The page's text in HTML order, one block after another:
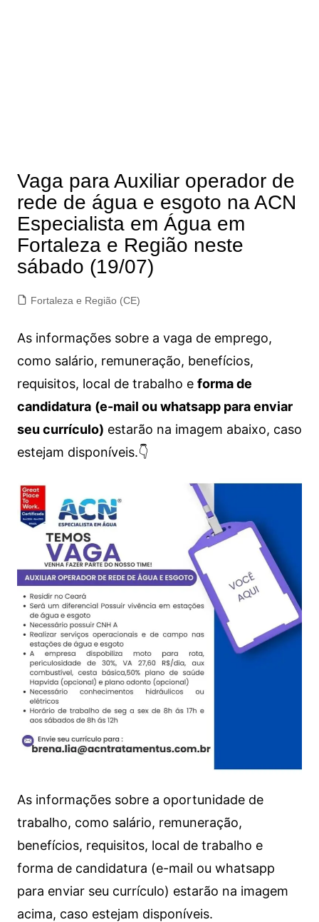
Vaga para Auxiliar operador de
rede de água e esgoto na ACN
Especialista em Água em
Fortaleza e Região neste
sábado (19/07)
Fortaleza e Região (CE)
As informações sobre a vaga de emprego,
como salário, remuneração, benefícios,
requisitos, local de trabalho e forma de
candidatura (e-mail ou whatsapp para enviar
seu currículo) estarão na imagem abaixo, caso
estejam disponíveis.👇
As informações sobre a oportunidade de
trabalho, como salário, remuneração,
benefícios, requisitos, local de trabalho e
forma de candidatura (e-mail ou whatsapp
para enviar seu currículo) estarão na imagem
acima, caso estejam disponíveis.